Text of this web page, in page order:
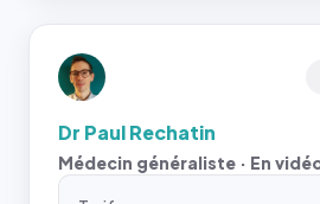
Dr Paul Rechatin
Médecin généraliste · En